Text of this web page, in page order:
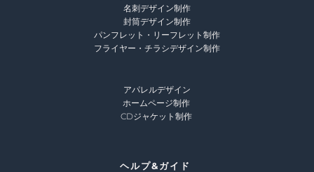
名刺デザイン制作
封筒デザイン制作
パンフレット・リーフレット制作
フライヤー・チラシデザイン制作
アパレルデザイン
ホームページ制作
CDジャケット制作
ヘルプ&ガイド